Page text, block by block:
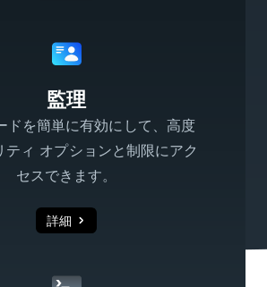
監理
ドを簡単に有効にして、高度
ティ オプションと制限にアク
セスできます。
詳細